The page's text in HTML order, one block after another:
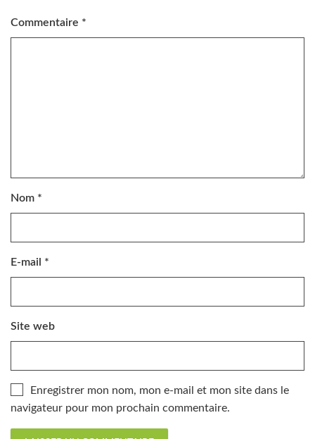
Commentaire *
Nom *
E-mail *
Site web
Enregistrer mon nom, mon e-mail et mon site dans le
navigateur pour mon prochain commentaire.